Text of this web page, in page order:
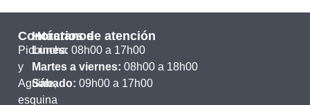
Contáctanos
Pichincha
y
Aguirre,
esquina
Horarios de atención
Lunes: 08h00 a 17h00
Martes a viernes: 08h00 a 18h00
Sábado: 09h00 a 17h00